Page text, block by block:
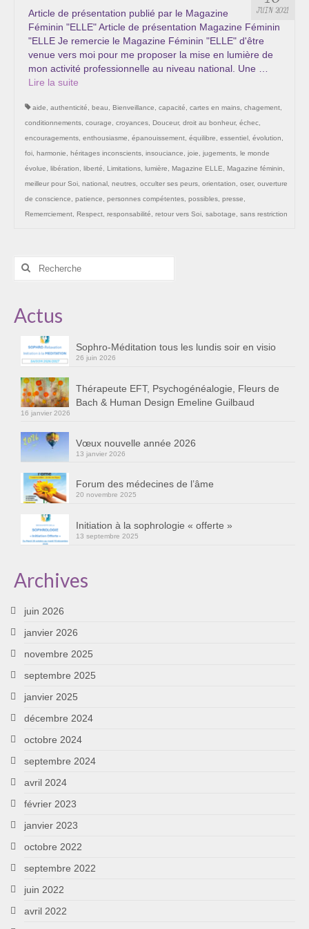
Les Onctions Sacrées -La Magdaléenne –
Nadine-Sarah Penna
Qui suis je ?
Mon cursus d’évolution vers une femme plus
Témoignages
Calendrier
Initiation à la sophrologie « offerte »
Sophro-Méditation tous les lundis soir en visio
Prendre contact
Cursus « Le chemin par la psyché »
Sophro-Méditation tous les lundis soir en visio
Sophrologie
Initiation à la sophrologie « offerte »
Témoignages B
Prendre contact
JUIN 2021
Article de présentation publié par le Magazine
Féminin "ELLE" Article de présentation Magazine Féminin
"ELLE Je remercie le Magazine Féminin "ELLE" d'être
venue vers moi pour me proposer la mise en lumière de
mon activité professionnelle au niveau national. Une …
Lire la suite­­
aide authenticité beau Bienveillance capacité cartes en mains chagement
conditionnements courage croyances Douceur, droit au bonheur, échec
encouragements enthousiasme épanouissement équilibre essentiel évolution
foi harmonie héritages inconscients insouciance joie jugements le monde
évolue
libération liberté Limitations lumière Magazine ELLE Magazine féminin
meilleur pour Soi national neutres occulter ses peurs orientation oser, ouverture
de conscience
patience personnes compétentes possibles presse
Remerrciement
Respect responsabilité retour vers Soi sabotage sans restriction
Rechercher
Actus
Sophro-Méditation tous les lundis soir en visio
26 juin 2026
Thérapeute EFT, Psychogénéalogie, Fleurs de
Bach & Human Design Emeline Guilbaud
16 janvier 2026
Vœux nouvelle année 2026
13 janvier 2026
Forum des médecines de l’âme
20 novembre 2025
Initiation à la sophrologie « offerte »
13 septembre 2025
Archives
juin 2026
janvier 2026
novembre 2025
septembre 2025
janvier 2025
décembre 2024
octobre 2024
septembre 2024
avril 2024
février 2023
janvier 2023
octobre 2022
septembre 2022
juin 2022
avril 2022